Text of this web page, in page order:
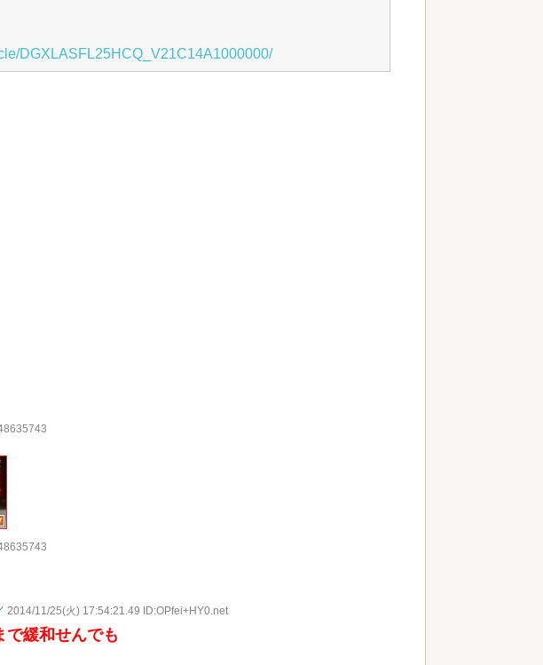
DGXLASFL25HCQ_V21C14A1000000/
2014/11/25(火) 17:54:21.49 ID:OPfei+HY0.net
で緩和せんでも